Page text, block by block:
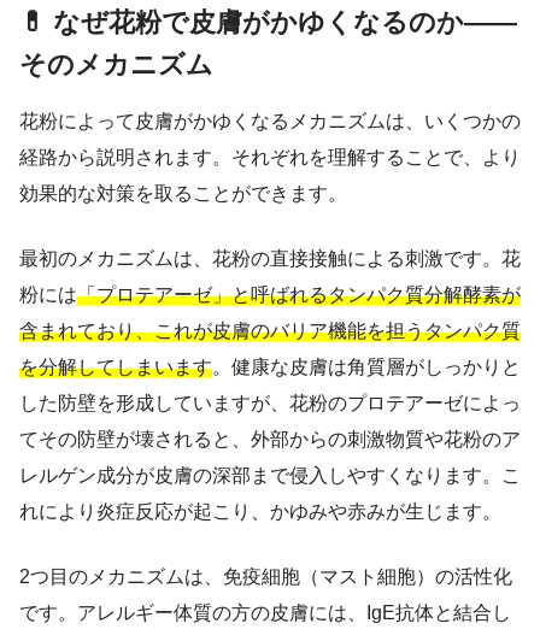
💊 なぜ花粉で皮膚がかゆくなるのか――
そのメカニズム
花粉によって皮膚がかゆくなるメカニズムは、いくつかの
経路から説明されます。それぞれを理解することで、より
効果的な対策を取ることができます。
最初のメカニズムは、花粉の直接接触による刺激です。花
粉には「プロテアーゼ」と呼ばれるタンパク質分解酵素が
含まれており、これが皮膚のバリア機能を担うタンパク質
を分解してしまいます。健康な皮膚は角質層がしっかりと
した防壁を形成していますが、花粉のプロテアーゼによっ
てその防壁が壊されると、外部からの刺激物質や花粉のア
レルゲン成分が皮膚の深部まで侵入しやすくなります。こ
れにより炎症反応が起こり、かゆみや赤みが生じます。
2つ目のメカニズムは、免疫細胞（マスト細胞）の活性化
です。アレルギー体質の方の皮膚には、IgE抗体と結合し